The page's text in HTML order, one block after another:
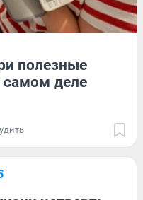
полезные
самом деле